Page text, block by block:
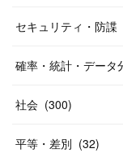
セキュリティ・防諜
確率・統計・データ
社会 (300)
平等・差別 (32)